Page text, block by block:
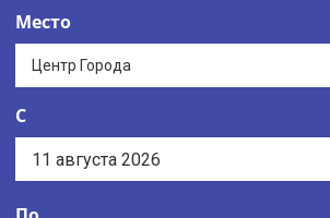
Место
С